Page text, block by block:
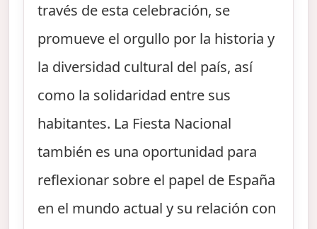
través de esta celebración, se
promueve el orgullo por la historia y
la diversidad cultural del país, así
como la solidaridad entre sus
habitantes. La Fiesta Nacional
también es una oportunidad para
reflexionar sobre el papel de España
en el mundo actual y su relación con